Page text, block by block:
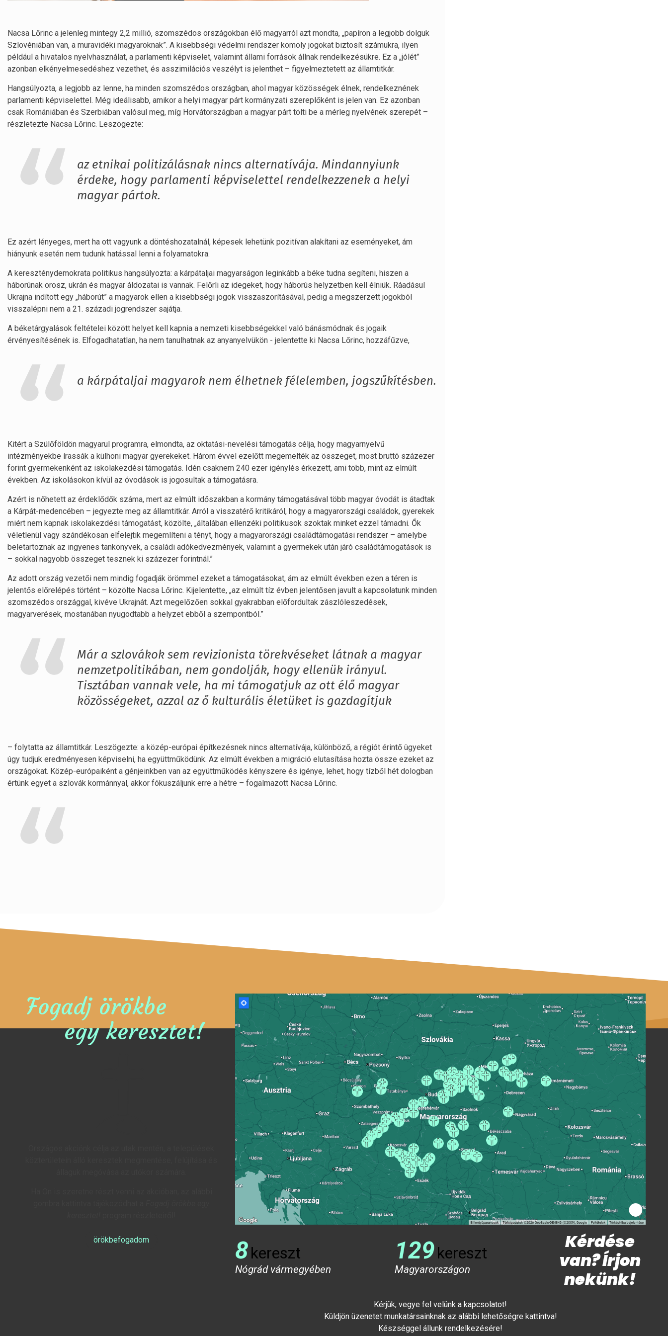
Nacsa Lőrinc a jelenleg mintegy 2,2 millió, szomszédos országokban élő magyarról azt mondta, „papíron a legjobb dolguk
Szlovéniában van, a muravidéki magyaroknak”. A kisebbségi védelmi rendszer komoly jogokat biztosít számukra, ilyen
például a hivatalos nyelvhasználat, a parlamenti képviselet, valamint állami források állnak rendelkezésükre. Ez a „jólét”
azonban elkényelmesedéshez vezethet, és asszimilációs veszélyt is jelenthet – figyelmeztetett az államtitkár.
Hangsúlyozta, a legjobb az lenne, ha minden szomszédos országban, ahol magyar közösségek élnek, rendelkeznének
parlamenti képviselettel. Még ideálisabb, amikor a helyi magyar párt kormányzati szereplőként is jelen van. Ez azonban
csak Romániában és Szerbiában valósul meg, míg Horvátországban a magyar párt tölti be a mérleg nyelvének szerepét –
részletezte Nacsa Lőrinc. Leszögezte:
az etnikai politizálásnak nincs alternatívája. Mindannyiunk
érdeke, hogy parlamenti képviselettel rendelkezzenek a helyi
magyar pártok.
Ez azért lényeges, mert ha ott vagyunk a döntéshozatalnál, képesek lehetünk pozitívan alakítani az eseményeket, ám
hiányunk esetén nem tudunk hatással lenni a folyamatokra.
A kereszténydemokrata politikus hangsúlyozta: a kárpátaljai magyarságon leginkább a béke tudna segíteni, hiszen a
háborúnak orosz, ukrán és magyar áldozatai is vannak. Felőrli az idegeket, hogy háborús helyzetben kell élniük. Ráadásul
Ukrajna indított egy „háborút” a magyarok ellen a kisebbségi jogok visszaszorításával, pedig a megszerzett jogokból
visszalépni nem a 21. századi jogrendszer sajátja.
A béketárgyalások feltételei között helyet kell kapnia a nemzeti kisebbségekkel való bánásmódnak és jogaik
érvényesítésének is. Elfogadhatatlan, ha nem tanulhatnak az anyanyelvükön - jelentette ki Nacsa Lőrinc, hozzáfűzve,
a kárpátaljai magyarok nem élhetnek félelemben, jogszűkítésben.
Kitért a Szülőföldön magyarul programra, elmondta, az oktatási-nevelési támogatás célja, hogy magyarnyelvű
intézményekbe írassák a külhoni magyar gyerekeket. Három évvel ezelőtt megemelték az összeget, most bruttó százezer
forint gyermekenként az iskolakezdési támogatás. Idén csaknem 240 ezer igénylés érkezett, ami több, mint az elmúlt
években. Az iskolásokon kívül az óvodások is jogosultak a támogatásra.
Azért is nőhetett az érdeklődők száma, mert az elmúlt időszakban a kormány támogatásával több magyar óvodát is átadtak
a Kárpát-medencében – jegyezte meg az államtitkár. Arról a visszatérő kritikáról, hogy a magyarországi családok, gyerekek
miért nem kapnak iskolakezdési támogatást, közölte, „általában ellenzéki politikusok szoktak minket ezzel támadni. Ők
véletlenül vagy szándékosan elfelejtik megemlíteni a tényt, hogy a magyarországi családtámogatási rendszer – amelybe
beletartoznak az ingyenes tankönyvek, a családi adókedvezmények, valamint a gyermekek után járó családtámogatások is
– sokkal nagyobb összeget tesznek ki százezer forintnál.”
Az adott ország vezetői nem mindig fogadják örömmel ezeket a támogatásokat, ám az elmúlt években ezen a téren is
jelentős előrelépés történt – közölte Nacsa Lőrinc. Kijelentette, „az elmúlt tíz évben jelentősen javult a kapcsolatunk minden
szomszédos országgal, kivéve Ukrajnát. Azt megelőzően sokkal gyakrabban előfordultak zászlóleszedések,
magyarverések, mostanában nyugodtabb a helyzet ebből a szempontból.”
Már a szlovákok sem revizionista törekvéseket látnak a magyar
nemzetpolitikában, nem gondolják, hogy ellenük irányul.
Tisztában vannak vele, ha mi támogatjuk az ott élő magyar
közösségeket, azzal az ő kulturális életüket is gazdagítjuk
– folytatta az államtitkár. Leszögezte: a közép-európai építkezésnek nincs alternatívája, különböző, a régiót érintő ügyeket
úgy tudjuk eredményesen képviselni, ha együttműködünk. Az elmúlt években a migráció elutasítása hozta össze ezeket az
országokat. Közép-európaiként a génjeinkben van az együttműködés kényszere és igénye, lehet, hogy tízből hét dologban
értünk egyet a szlovák kormánnyal, akkor fókuszáljunk erre a hétre – fogalmazott Nacsa Lőrinc.
Fogadj örökbe
egy keresztet!
örökbefogadom 8kereszt
Nógrád vármegyében
129kereszt
Magyarországon
Kérdése
van? Írjon
nekünk!
Kérjük, vegye fel velünk a kapcsolatot!
Küldjön üzenetet munkatársainknak az alábbi lehetőségre kattintva!
Készséggel állunk rendelkezésére!